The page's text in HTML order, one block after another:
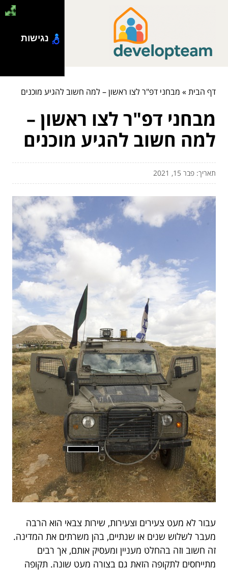
דף הבית» מבחני דפ"ר לצו ראשון – למה חשוב להגיע מוכנים
מבחני דפ"ר לצו ראשון –
למה חשוב להגיע מוכנים
תאריך: פבר 15, 2021
עבור לא מעט צעירים וצעירות, שירות צבאי הוא הרבה
מעבר לשלוש שנים או שנתיים, בהן משרתים את המדינה.
זה חשוב וזה בהחלט מעניין ומעסיק אותם, אך רבים
מתייחסים לתקופה הזאת גם בצורה מעט שונה. תקופה
נגישות